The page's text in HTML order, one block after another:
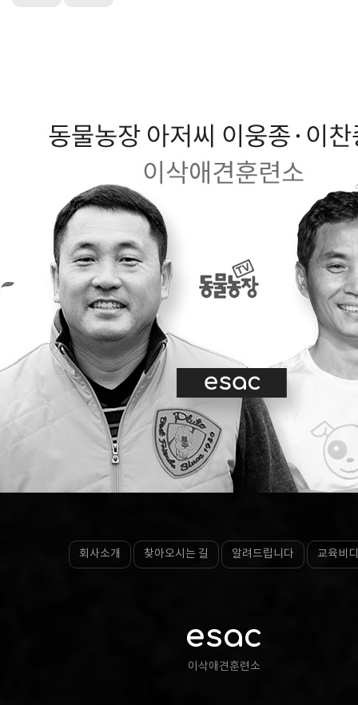
회사소개 찾아오시는 길 알려드립니다 교육비
esac
이삭애견훈련소